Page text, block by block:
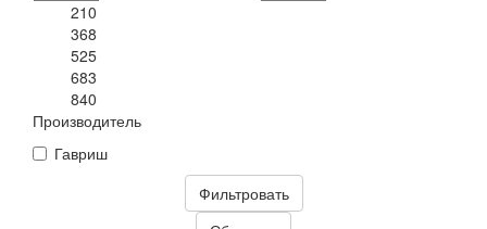
210
368
525
683
840
Производитель
Гавриш